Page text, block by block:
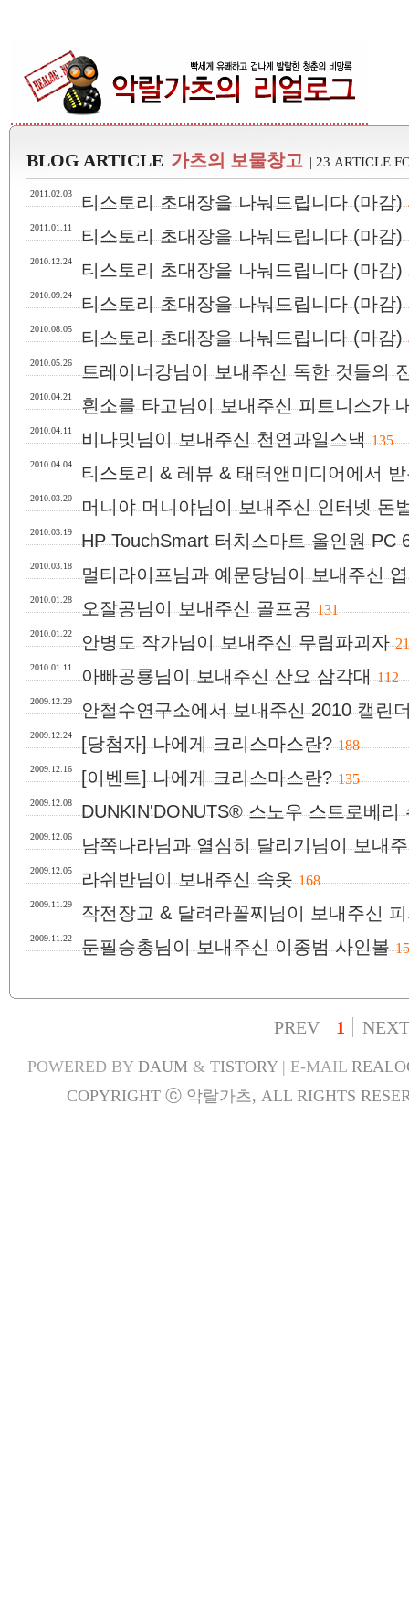
BLOG ARTICLE 가츠의 보물창고 | 23 ARTICLE
2011.02.03 티스토리 초대장을 나눠드립니다 (마감)
2011.01.11 티스토리 초대장을 나눠드립니다 (마감)
2010.12.24 티스토리 초대장을 나눠드립니다 (마감)
2010.09.24 티스토리 초대장을 나눠드립니다 (마감)
2010.08.05 티스토리 초대장을 나눠드립니다 (마감)
2010.05.26 트레이너강님이 보내주신 독한 것들의
2010.04.21 흰소를 타고님이 보내주신 피트니스가
2010.04.11 비나밋님이 보내주신 천연과일스낵 135
2010.04.04 티스토리 & 레뷰 & 태터앤미디어에서
2010.03.20 머니야 머니야님이 보내주신 인터넷 돈
2010.03.19 HP TouchSmart 터치스마트 올인원 PC
2010.03.18 멀티라이프님과 예문당님이 보내주신
2010.01.28 오잘공님이 보내주신 골프공 131
2010.01.22 안병도 작가님이 보내주신 무림파괴자
2010.01.11 아빠공룡님이 보내주신 산요 삼각대 112
2009.12.29 안철수연구소에서 보내주신 2010 캘린
2009.12.24 [당첨자] 나에게 크리스마스란? 188
2009.12.16 [이벤트] 나에게 크리스마스란? 135
2009.12.08 DUNKIN'DONUTS® 스노우 스트로베
2009.12.06 남쪽나라님과 열심히 달리기님이 보내
2009.12.05 라쉬반님이 보내주신 속옷 168
2009.11.29 작전장교 & 달려라꼴찌님이 보내주신
2009.11.22 둔필승총님이 보내주신 이종범 사인볼
PREV 1 NEXT
POWERED BY DAUM& TISTORY| E-MAIL
COPYRIGHT ⓒ 악랄가츠, ALL RIGHTS